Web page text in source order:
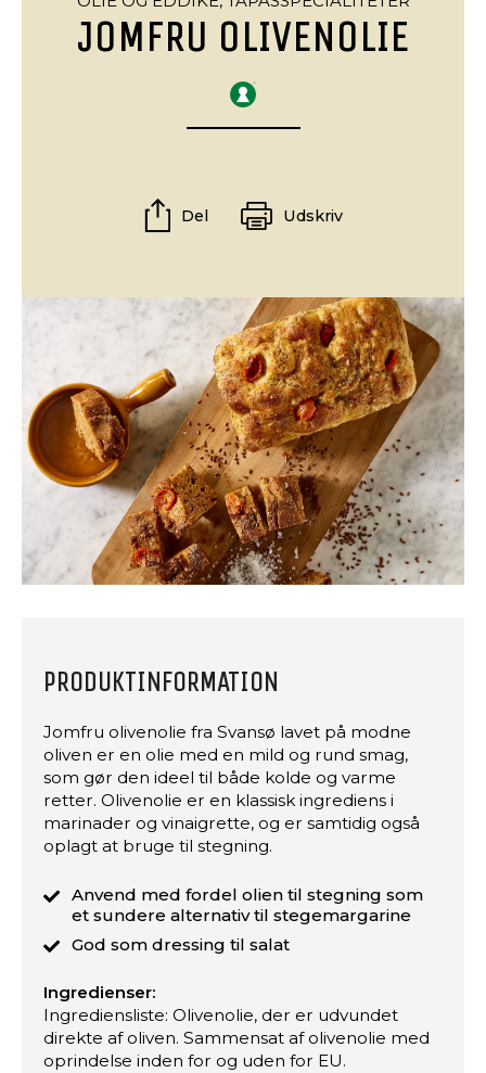
JOMFRU OLIVENOLIE
Del Udskriv
PRODUKTINFORMATION
Jomfru olivenolie fra Svansø lavet på modne
oliven er en olie med en mild og rund smag,
som gør den ideel til både kolde og varme
retter. Olivenolie er en klassisk ingrediens i
marinader og vinaigrette, og er samtidig også
oplagt at bruge til stegning.
Anvend med fordel olien til stegning som
et sundere alternativ til stegemargarine
God som dressing til salat
Ingredienser:
Ingrediensliste: Olivenolie, der er udvundet
direkte af oliven. Sammensat af olivenolie med
oprindelse inden for og uden for EU.